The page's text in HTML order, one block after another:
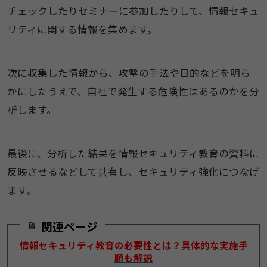
チェックしたりセミナーに参加したりして、情報セキュ
リティに関する情報を集めます。
次に収集した情報から、攻撃の手法や目的などを明ら
かにしたうえで、自社で発生する危険性はあるのかを分
析します。
最後に、分析した結果を情報セキュリティ教育の資料に
反映させるなどして共有し、セキュリティ強化につなげ
ます。
関連ページ
情報セキュリティ教育の必要性とは？具体的な実施手
順も解説